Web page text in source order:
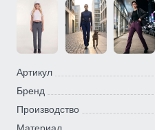
Артикул
Бренд
Производство